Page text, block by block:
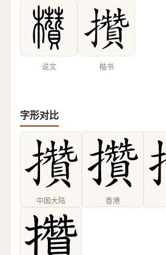
说文 楷书
字形对比
中国大陆 香港